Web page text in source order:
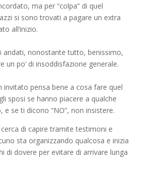
ma per “colpa” di quel
si sono trovati a pagare un extra
all’inizio.
andati, nonostante tutto, benissimo,
un po’ di insoddisfazione generale.
invitato pensa bene a cosa fare quel
sposi se hanno piacere a qualche
e se ti dicono “NO”, non insistere.
di capire tramite testimoni e
sta organizzando qualcosa e inizia
di dovere per evitare di arrivare lunga